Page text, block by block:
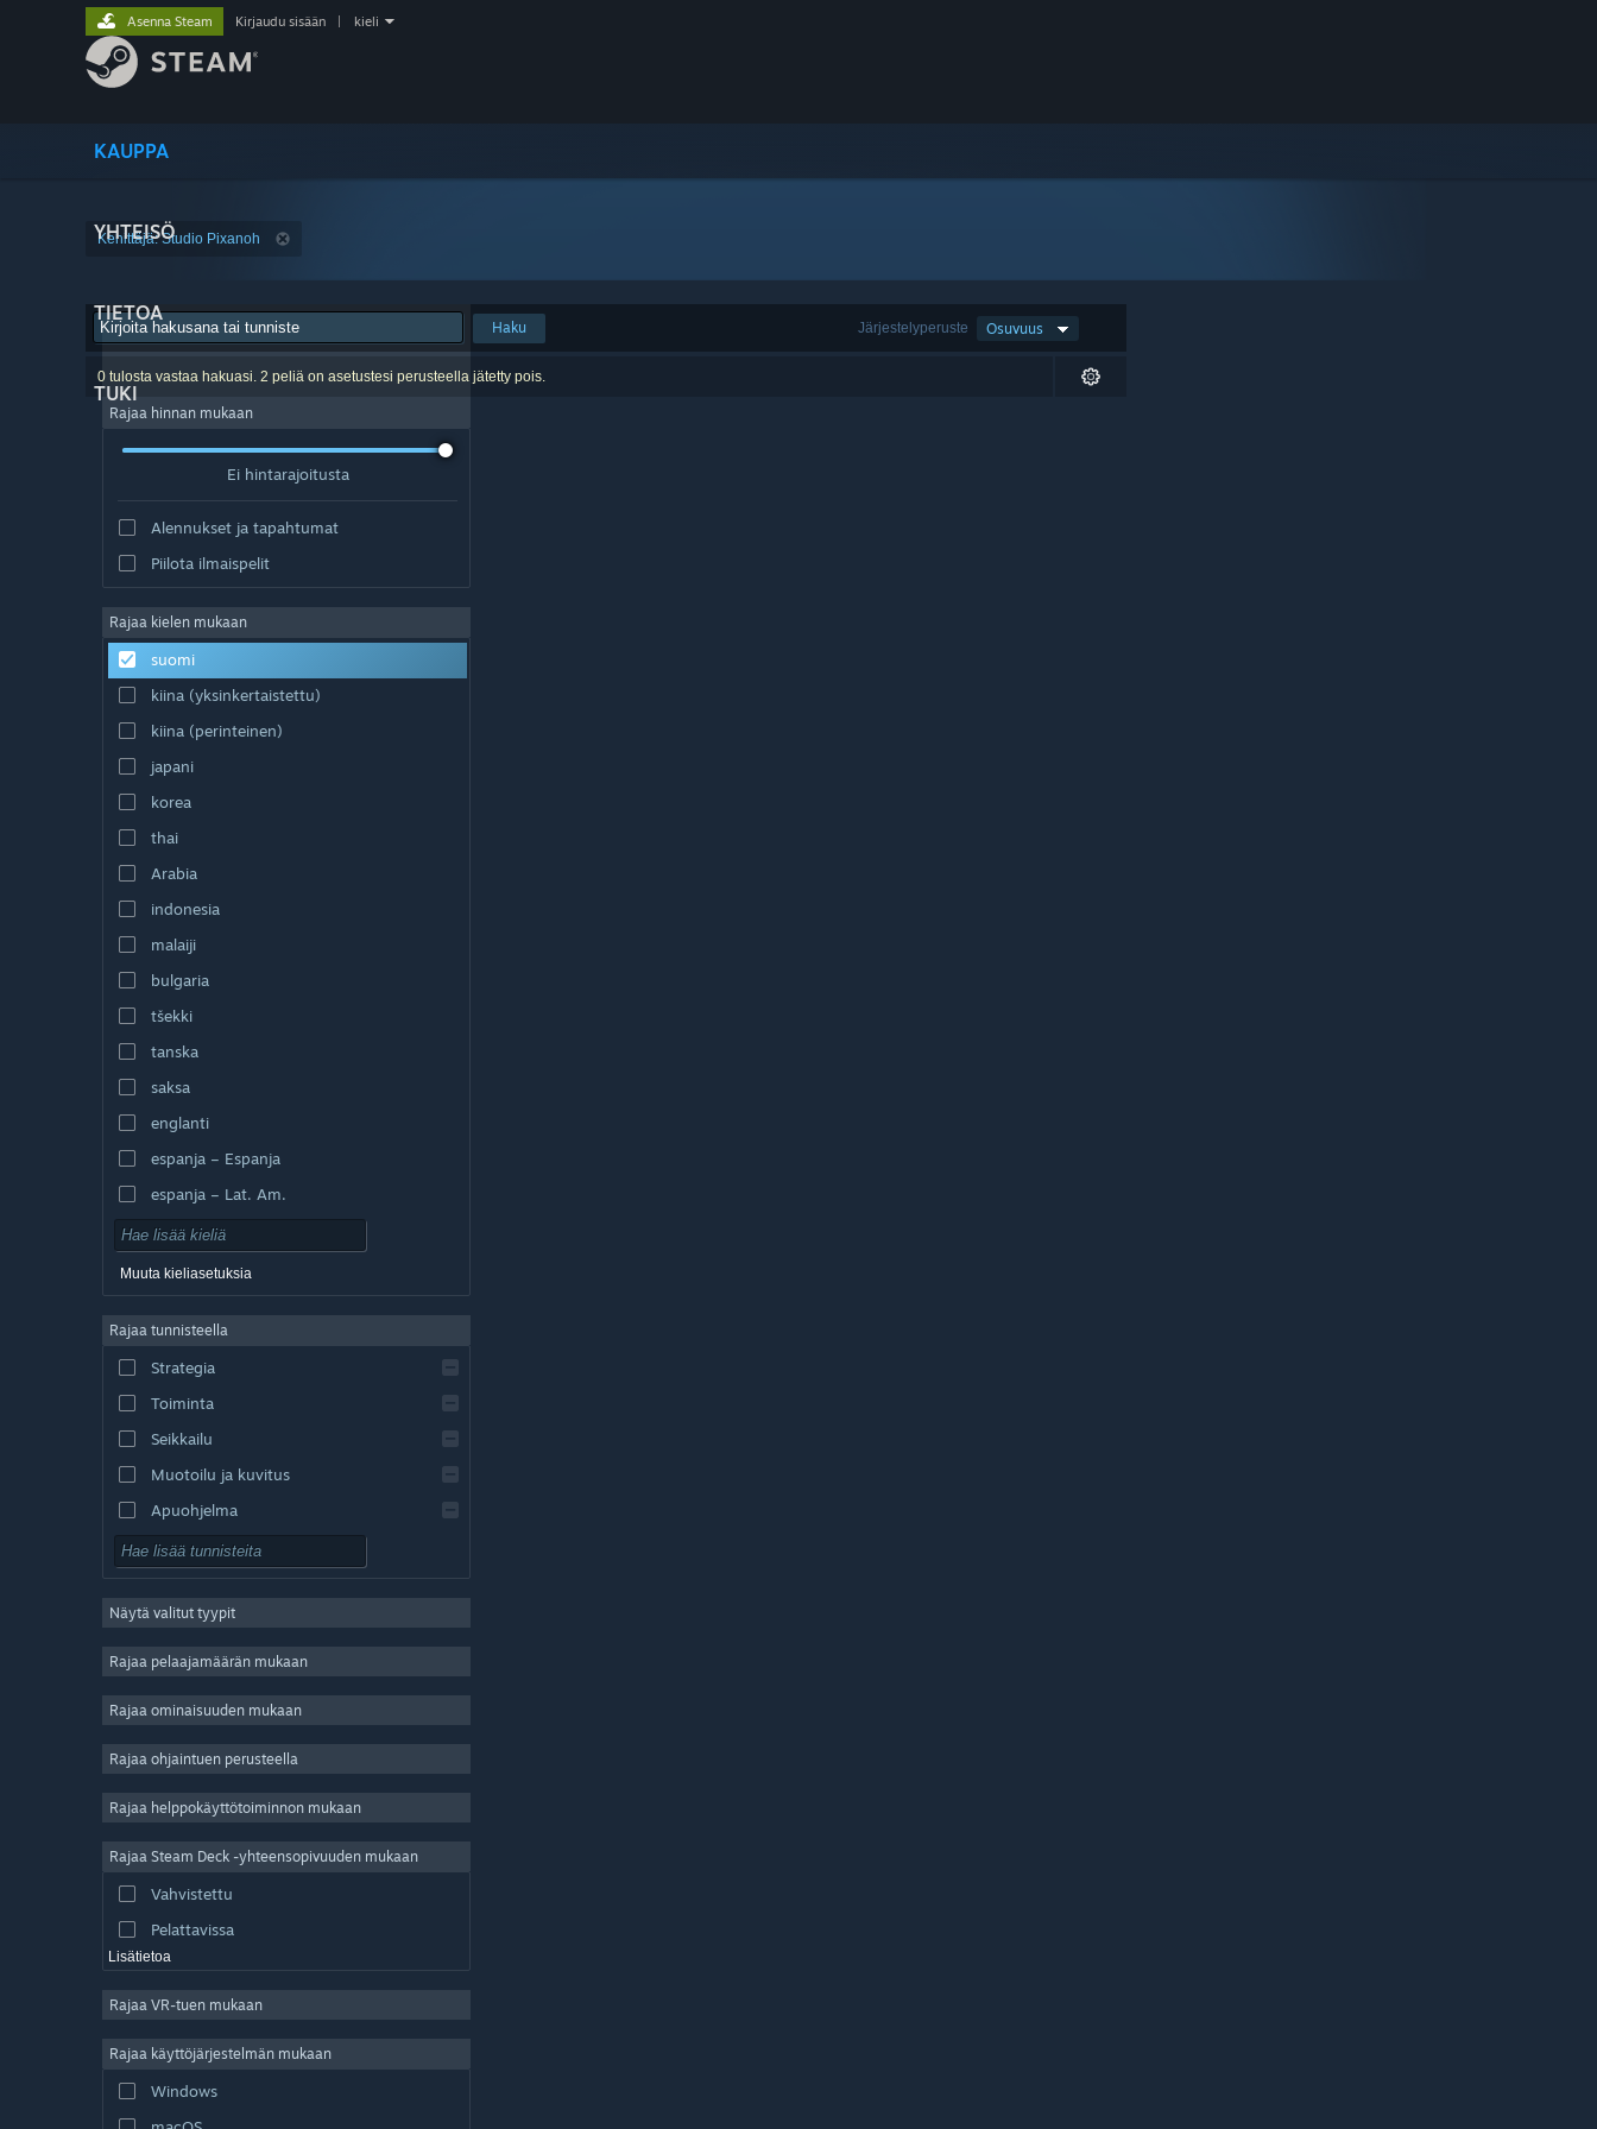
KAUPPA
YHTEISÖ
TIETOA
TUKI
Asenna Steam Kirjaudu sisään kieli
Kehittäjä: Studio Pixanoh
Järjestelyperuste Osuvuus
Haku
0 tulosta vastaa hakuasi. 2 peliä on asetustesi perusteella jätetty pois.
Rajaa hinnan mukaan
Ei hintarajoitusta
Alennukset ja tapahtumat
Piilota ilmaispelit
Rajaa kielen mukaan
suomi
kiina (yksinkertaistettu)
kiina (perinteinen)
japani
korea
thai
Arabia
indonesia
malaiji
bulgaria
tšekki
tanska
saksa
englanti
espanja – Espanja
espanja – Lat. Am.
Muuta kieliasetuksia
Rajaa tunnisteella
Strategia
Toiminta
Seikkailu
Muotoilu ja kuvitus
Apuohjelma
Pelaa ilmaiseksi
Massiivinen moninpeli
Indie
Simulaatio
Videotuotanto
Kuvankäsittely
Näytä valitut tyypit
Rajaa pelaajamäärän mukaan
Rajaa ominaisuuden mukaan
Rajaa ohjaintuen perusteella
Rajaa helppokäyttötoiminnon mukaan
Rajaa Steam Deck -yhteensopivuuden mukaan
Vahvistettu
Pelattavissa
Lisätietoa
Rajaa VR-tuen mukaan
Rajaa käyttöjärjestelmän mukaan
Windows